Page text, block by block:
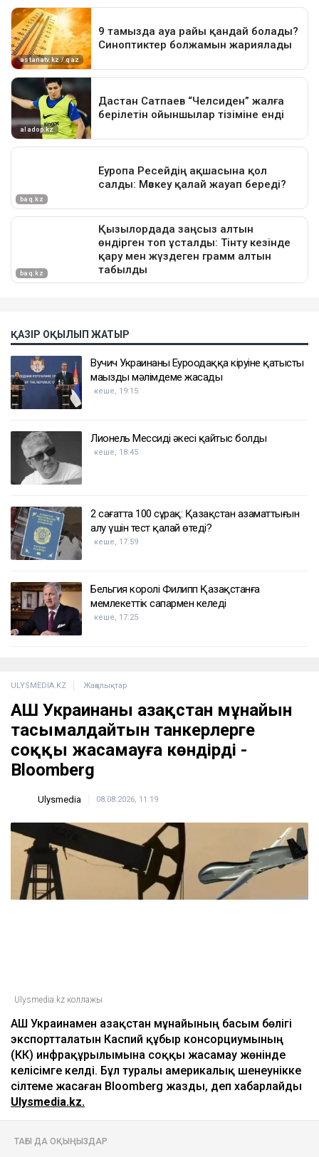
ҚАЗІР ОҚЫЛЫП ЖАТЫР
Вучич Украинаның Еуроодаққа кіруіне қатысты
маңызды мәлімдеме жасады
кеше, 19:15
Лионель Мессидің әкесі қайтыс болды
кеше, 18:45
2 сағатта 100 сұрақ: Қазақстан азаматтығын
алу үшін тест қалай өтеді?
кеше, 17:59
Бельгия королі Филипп Қазақстанға
мемлекеттік сапармен келеді
кеше, 17:25
ULYSMEDIA.KZ Жаңалықтар
АҚШ Украинаны Қазақстан мұнайын
тасымалдайтын танкерлерге
соққы жасамауға көндірді -
Bloomberg
Ulysmedia 08.08.2026, 11:19
Ulysmedia.kz коллажы
АҚШ Украинамен Қазақстан мұнайының басым бөлігі
экспортталатын Каспий құбыр консорциумының
(КҚК) инфрақұрылымына соққы жасамау жөнінде
келісімге келді. Бұл туралы америкалық шенеунікке
сілтеме жасаған Bloomberg жазды, деп хабарлайды
Ulysmedia.kz.
ТАҒЫ ДА ОҚЫҢЫЗДАР